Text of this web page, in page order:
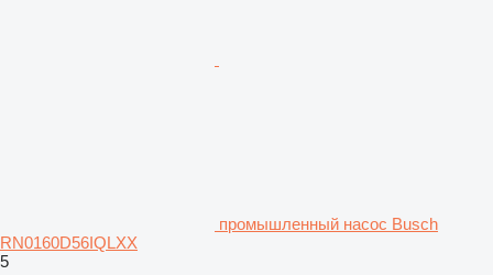
промышленный насос Busch
RN0160D56IQLXX
5